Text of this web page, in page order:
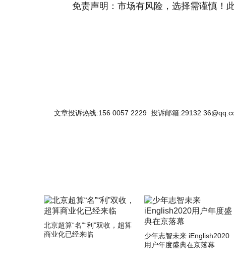
免责声明：市场有风险，选择需谨慎！
文章投诉热线:156 0057 2229 投诉邮箱:29132
北京超算“名”“利”双收，超算
商业化已经来临
少年志智未来 iEnglish2020
用户年度盛典在京落幕